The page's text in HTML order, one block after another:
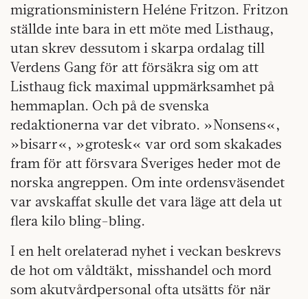
migrationsministern Heléne Fritzon. Fritzon
ställde inte bara in ett möte med Listhaug,
utan skrev dessutom i skarpa ordalag till
Verdens Gang för att försäkra sig om att
Listhaug fick maximal uppmärksamhet på
hemmaplan. Och på de svenska
redaktionerna var det vibrato. »Nonsens«,
»bisarr«, »grotesk« var ord som skakades
fram för att försvara Sveriges heder mot de
norska angreppen. Om inte ordensväsendet
var avskaffat skulle det vara läge att dela ut
flera kilo bling-bling.
I en helt orelaterad nyhet i veckan beskrevs
de hot om våldtäkt, misshandel och mord
som akutvårdpersonal ofta utsätts för när